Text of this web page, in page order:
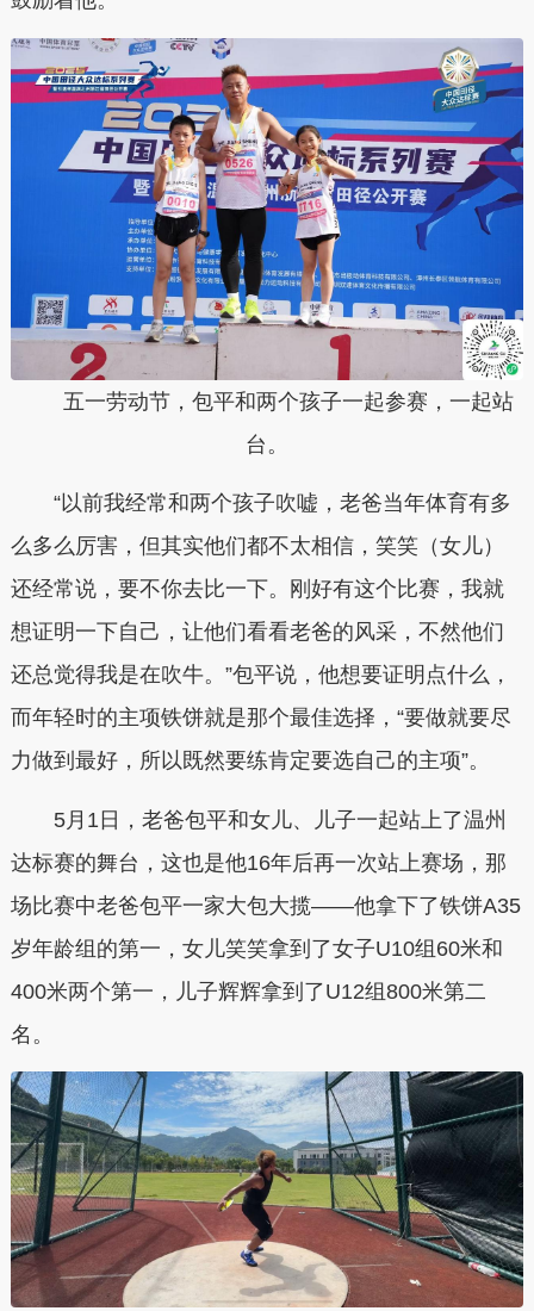
五一劳动节，包平和两个孩子一起参赛，一起站
台。
“以前我经常和两个孩子吹嘘，老爸当年体育有多
么多么厉害，但其实他们都不太相信，笑笑（女儿）
还经常说，要不你去比一下。刚好有这个比赛，我就
想证明一下自己，让他们看看老爸的风采，不然他们
还总觉得我是在吹牛。”包平说，他想要证明点什么，
而年轻时的主项铁饼就是那个最佳选择，“要做就要尽
力做到最好，所以既然要练肯定要选自己的主项”。
5月1日，老爸包平和女儿、儿子一起站上了温州
达标赛的舞台，这也是他16年后再一次站上赛场，那
场比赛中老爸包平一家大包大揽——他拿下了铁饼A35
岁年龄组的第一，女儿笑笑拿到了女子U10组60米和
400米两个第一，儿子辉辉拿到了U12组800米第二
名。